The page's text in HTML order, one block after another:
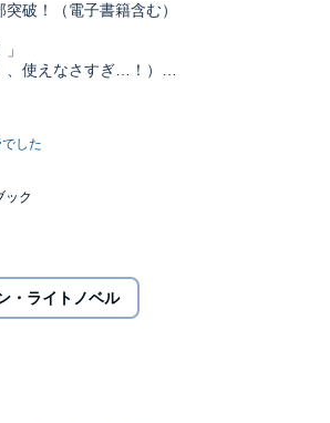
破！（電子書籍含む）
、使えなさすぎ…！）
政サバイバルファンタジー第１０弾、オ
いに勃発！
は許されない。周辺諸国を屈服させ国内
ンは、国内外から総勢２０万超の兵を動
敵軍は後退を続けるばかり。ようやく始
で優位は揺るがないと思いきや……右翼が
・ライトノベル